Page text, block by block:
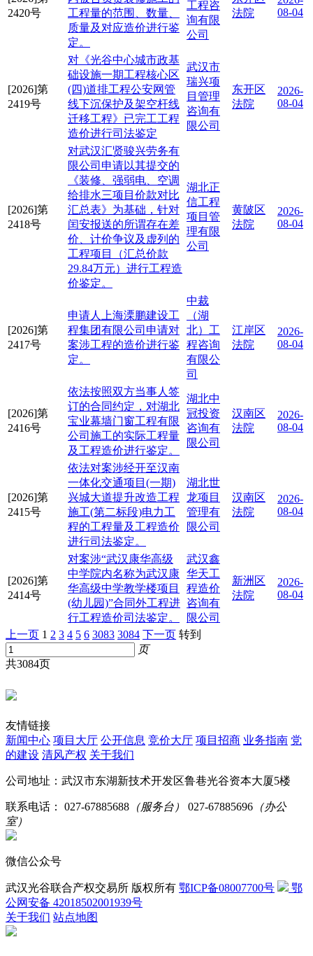
2420号
工程量的范围、数量、
质量及对应造价进行鉴
定。
工程咨
询有限
公司
法院
08-04
[2026]第
2419号
对《光谷中心城市政基
础设施一期工程核心区
(四)道排工程公安网管
线下沉保护及架空杆线
迁移工程》已完工工程
造价进行司法鉴定
武汉市
瑞兴项
目管理
咨询有
限公司
东开区
法院
2026-
08-04
[2026]第
2418号
对武汉汇贤骏兴劳务有
限公司申请以其提交的
《装修、强弱电、空调
给排水三项目价款对比
汇总表》为基础，针对
闰安报送的所谓存在差
价、计价争议及虚列的
工程项目（汇总价款
29.84万元）进行工程造
价鉴定。
湖北正
信工程
项目管
理有限
公司
黄陂区
法院
2026-
08-04
[2026]第
2417号
申请人上海溧鹏建设工
程集团有限公司申请对
案涉工程的造价进行鉴
定。
中裁
（湖
北）工
程咨询
有限公
司
江岸区
法院
2026-
08-04
[2026]第
2416号
依法按照双方当事人签
订的合同约定，对湖北
宝业幕墙门窗工程有限
公司施工的实际工程量
及工程造价进行鉴定。
湖北中
冠投资
咨询有
限公司
汉南区
法院
2026-
08-04
[2026]第
2415号
依法对案涉经开至汉南
一体化交通项目(一期)
兴城大道提升改造工程
施工(第二标段)电力工
程的工程量及工程造价
进行司法鉴定。
湖北世
龙项目
管理有
限公司
汉南区
法院
2026-
08-04
[2026]第
2414号
对案涉“武汉康华高级
中学院内名称为武汉康
华高级中学教学楼项目
(幼儿园)”合同外工程进
行工程造价司法鉴定。
武汉鑫
华天工
程造价
咨询有
限公司
新洲区
法院
2026-
08-04
上一页 1 2 3 4 5 6 3083 3084 下一页 转到
页
共3084页
友情链接
新闻中心 项目大厅 公开信息 竞价大厅 项目招商 业务指南 党
的建设 清风产权 关于我们
公司地址：武汉市东湖新技术开发区鲁巷光谷资本大厦5楼
联系电话： 027-67885688 （服务台） 027-67885696 （办公
室）
微信公众号
武汉光谷联合产权交易所 版权所有 鄂ICP备08007700号
鄂
公网安备 42018502001939号
关于我们 站点地图